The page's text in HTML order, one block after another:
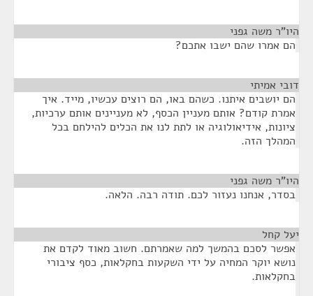
היו"ר משה גפני
הם אמרו שהם ישבו אתכם?
דובי אמיתי
הם יושבים איתנו. כשהם באו, הם רוצים עכשיו, מייד. איך
אמרת קודם? אותם מעניין הכסף, לא מעניינים אותם ערכיות,
ציונות, אידיאולוגיה או לתת לנו את הכלים להילחם בכל
המהלך הזה.
היו"ר משה גפני
בסדר, אנחנו נעזור לכם. תודה רבה. הלאה.
יעל קחל
אפשר לסכם בהמשך למה שאמרתם. חשוב מאוד לקדם את
נושא יוקר המחיה על ידי השקעות בחקלאות, כסף ציבורי
בחקלאות.